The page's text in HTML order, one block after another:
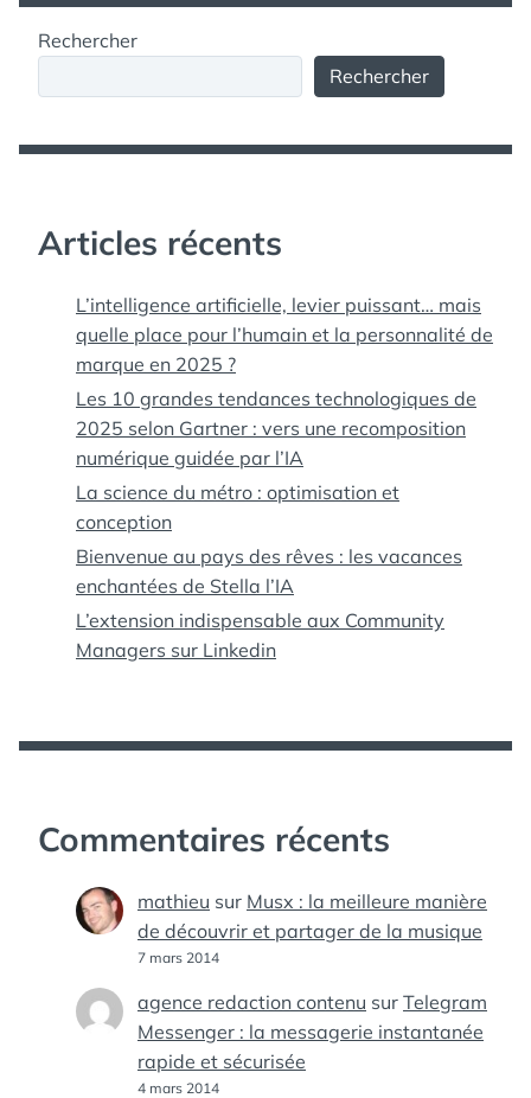
Rechercher
Rechercher
Articles récents
L’intelligence artificielle, levier puissant… mais
quelle place pour l’humain et la personnalité de
marque en 2025 ?
Les 10 grandes tendances technologiques de
2025 selon Gartner : vers une recomposition
numérique guidée par l’IA
La science du métro : optimisation et
conception
Bienvenue au pays des rêves : les vacances
enchantées de Stella l’IA
L’extension indispensable aux Community
Managers sur Linkedin
Commentaires récents
mathieu sur Musx : la meilleure manière
de découvrir et partager de la musique
7 mars 2014
agence redaction contenu sur Telegram
Messenger : la messagerie instantanée
rapide et sécurisée
4 mars 2014